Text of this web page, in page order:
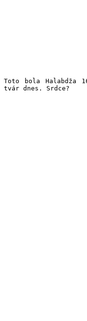
Toto bola Halabdža
tvár dnes. Srdce?